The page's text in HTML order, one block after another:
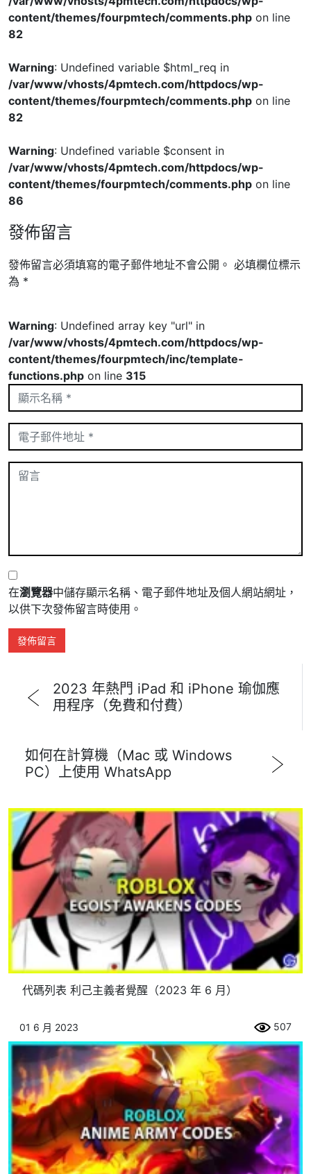
content/themes/fourpmtech/comments.php on line
82
Warning: Undefined variable $html_req in
/var/www/vhosts/4pmtech.com/httpdocs/wp-
content/themes/fourpmtech/comments.php on line
82
Warning: Undefined variable $consent in
/var/www/vhosts/4pmtech.com/httpdocs/wp-
content/themes/fourpmtech/comments.php on line
86
發佈留言
發佈留言必須填寫的電子郵件地址不會公開。 必填欄位標示
為 *
Warning: Undefined array key "url" in
/var/www/vhosts/4pmtech.com/httpdocs/wp-
content/themes/fourpmtech/inc/template-
functions.php on line 315
在瀏覽器中儲存顯示名稱、電子郵件地址及個人網站網址，
以供下次發佈留言時使用。
2023 年熱門 iPad 和 iPhone 瑜伽應
用程序（免費和付費）
如何在計算機（Mac 或 Windows
PC）上使用 WhatsApp
代碼列表 利己主義者覺醒（2023 年 6 月）
01 6 月 2023 507